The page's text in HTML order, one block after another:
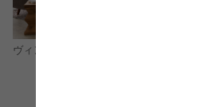
ヴィンテージ